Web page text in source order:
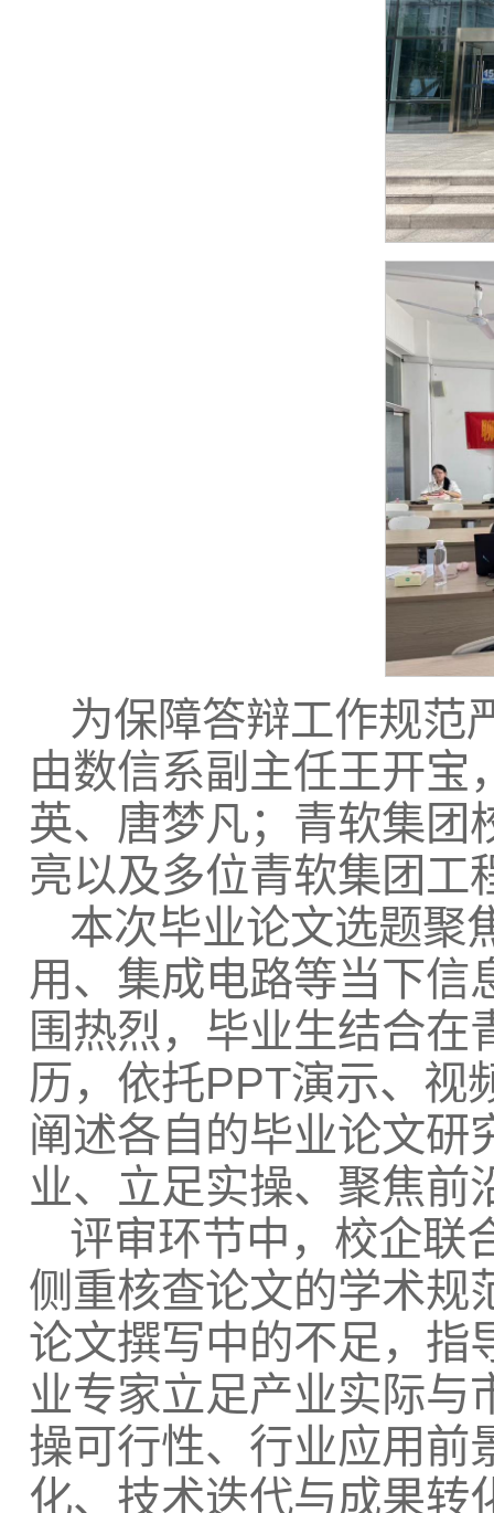
为保障答辩工作规范
由数信系副主任王开宝
英、唐梦凡；青软集团
亮以及多位青软集团工
本次毕业论文选题聚
用、集成电路等当下信
围热烈，毕业生结合在
历，依托PPT演示、视
阐述各自的毕业论文研
业、立足实操、聚焦前
评审环节中，校企联
侧重核查论文的学术规
论文撰写中的不足，指
业专家立足产业实际与
操可行性、行业应用前
化、技术迭代与成果转